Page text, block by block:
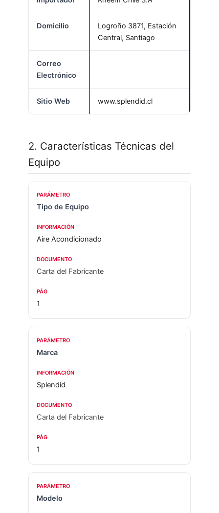
Domicilio
Logroño 3871, Estación
Central, Santiago
Correo
Electrónico
Sitio Web www.splendid.cl
2. Características Técnicas del
Equipo
Tipo de Equipo
Aire Acondicionado
Carta del Fabricante
1
Marca
Splendid
Carta del Fabricante
1
Modelo